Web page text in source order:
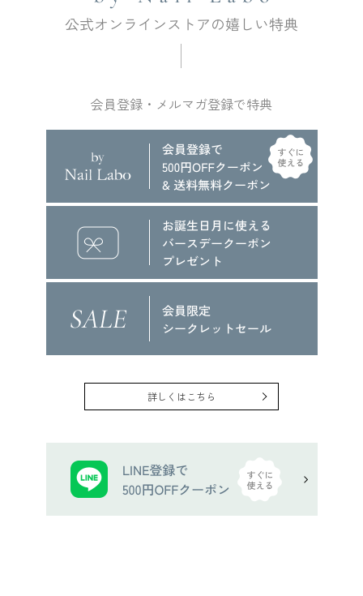
会員登録・メルマガ登録で特典
詳しくはこちら